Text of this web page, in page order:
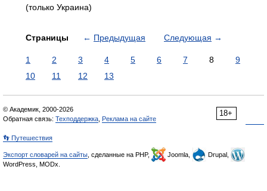
(только Украина)
Страницы ← Предыдущая Следующая →
1 2 3 4 5 6 7 8
9
10
11 12 13
18+
© Академик, 2000-2026
Обратная связь: Техподдержка Реклама на сайте
👣 Путешествия
Экспорт словарей на сайты , сделанные на PHP, Joomla,
Drupal,
WordPress, MODx.